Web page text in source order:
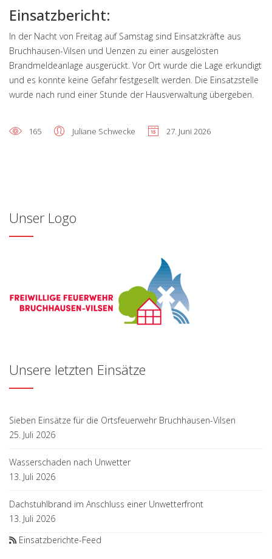
Einsatzbericht:
In der Nacht von Freitag auf Samstag sind Einsatzkräfte aus
Bruchhausen-Vilsen und Uenzen zu einer ausgelösten
Brandmeldeanlage ausgerückt. Vor Ort wurde die Lage erkundigt
und es konnte keine Gefahr festgesellt werden. Die Einsatzstelle
wurde nach rund einer Stunde der Hausverwaltung übergeben.
165 Juliane Schwecke 27. Juni 2026
Unser Logo
Unsere letzten Einsätze
Sieben Einsätze für die Ortsfeuerwehr Bruchhausen-Vilsen
25. Juli 2026
Wasserschaden nach Unwetter
13. Juli 2026
Dachstuhlbrand im Anschluss einer Unwetterfront
13. Juli 2026
Einsatzberichte-Feed